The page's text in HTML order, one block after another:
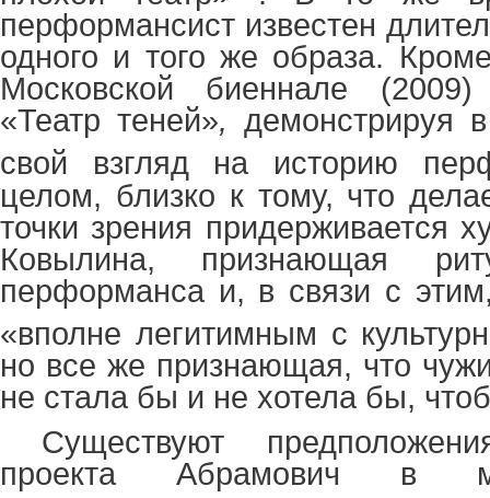
перформансист известен
одного и того же образа.
Московской биеннале (2009)
«Театр теней», демонстрируя
свой взгляд на историю
целом, близко к тому, что
точки зрения придерживается
Ковылина, признающая
перформанса и, в связи с
«вполне легитимным с
но все же признающая, что
не стала бы и не хотела бы,
Существуют
проекта Абрамович в